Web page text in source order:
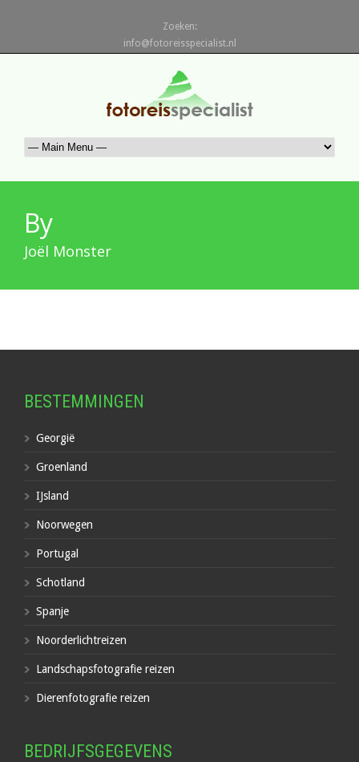
Zoeken:
info@fotoreisspecialist.nl
By
Joël Monster
BESTEMMINGEN
Georgië
Groenland
IJsland
Noorwegen
Portugal
Schotland
Spanje
Noorderlichtreizen
Landschapsfotografie reizen
Dierenfotografie reizen
BEDRIJFSGEGEVENS